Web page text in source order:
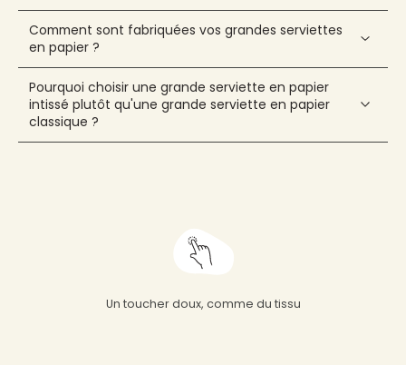
Comment sont fabriquées vos grandes serviettes
en papier ?
Pourquoi choisir une grande serviette en papier
intissé plutôt qu'une grande serviette en papier
classique ?
Un toucher doux, comme du tissu